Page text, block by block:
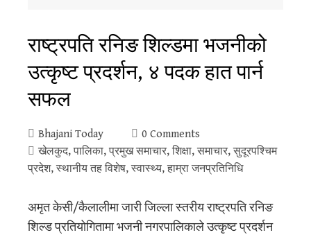
राष्ट्रपति रनिङ शिल्डमा भजनीको
उत्कृष्ट प्रदर्शन, ४ पदक हात पार्न
सफल
Bhajani Today
0 Comments
खेलकुद, पालिका, प्रमुख समाचार, शिक्षा, समाचार, सुदूरपश्‍चिम
प्रदेश, स्थानीय तह विशेष, स्वास्थ्य, हाम्रा जनप्रतिनिधि
अमृत केसी/कैलालीमा जारी जिल्ला स्तरीय राष्ट्रपति रनिङ
शिल्ड प्रतियोगितामा भजनी नगरपालिकाले उत्कृष्ट प्रदर्शन